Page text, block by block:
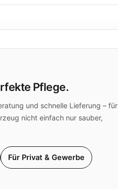
Pflege.
und schnelle Lieferung – für
nicht einfach nur sauber,
Für Privat & Gewerbe